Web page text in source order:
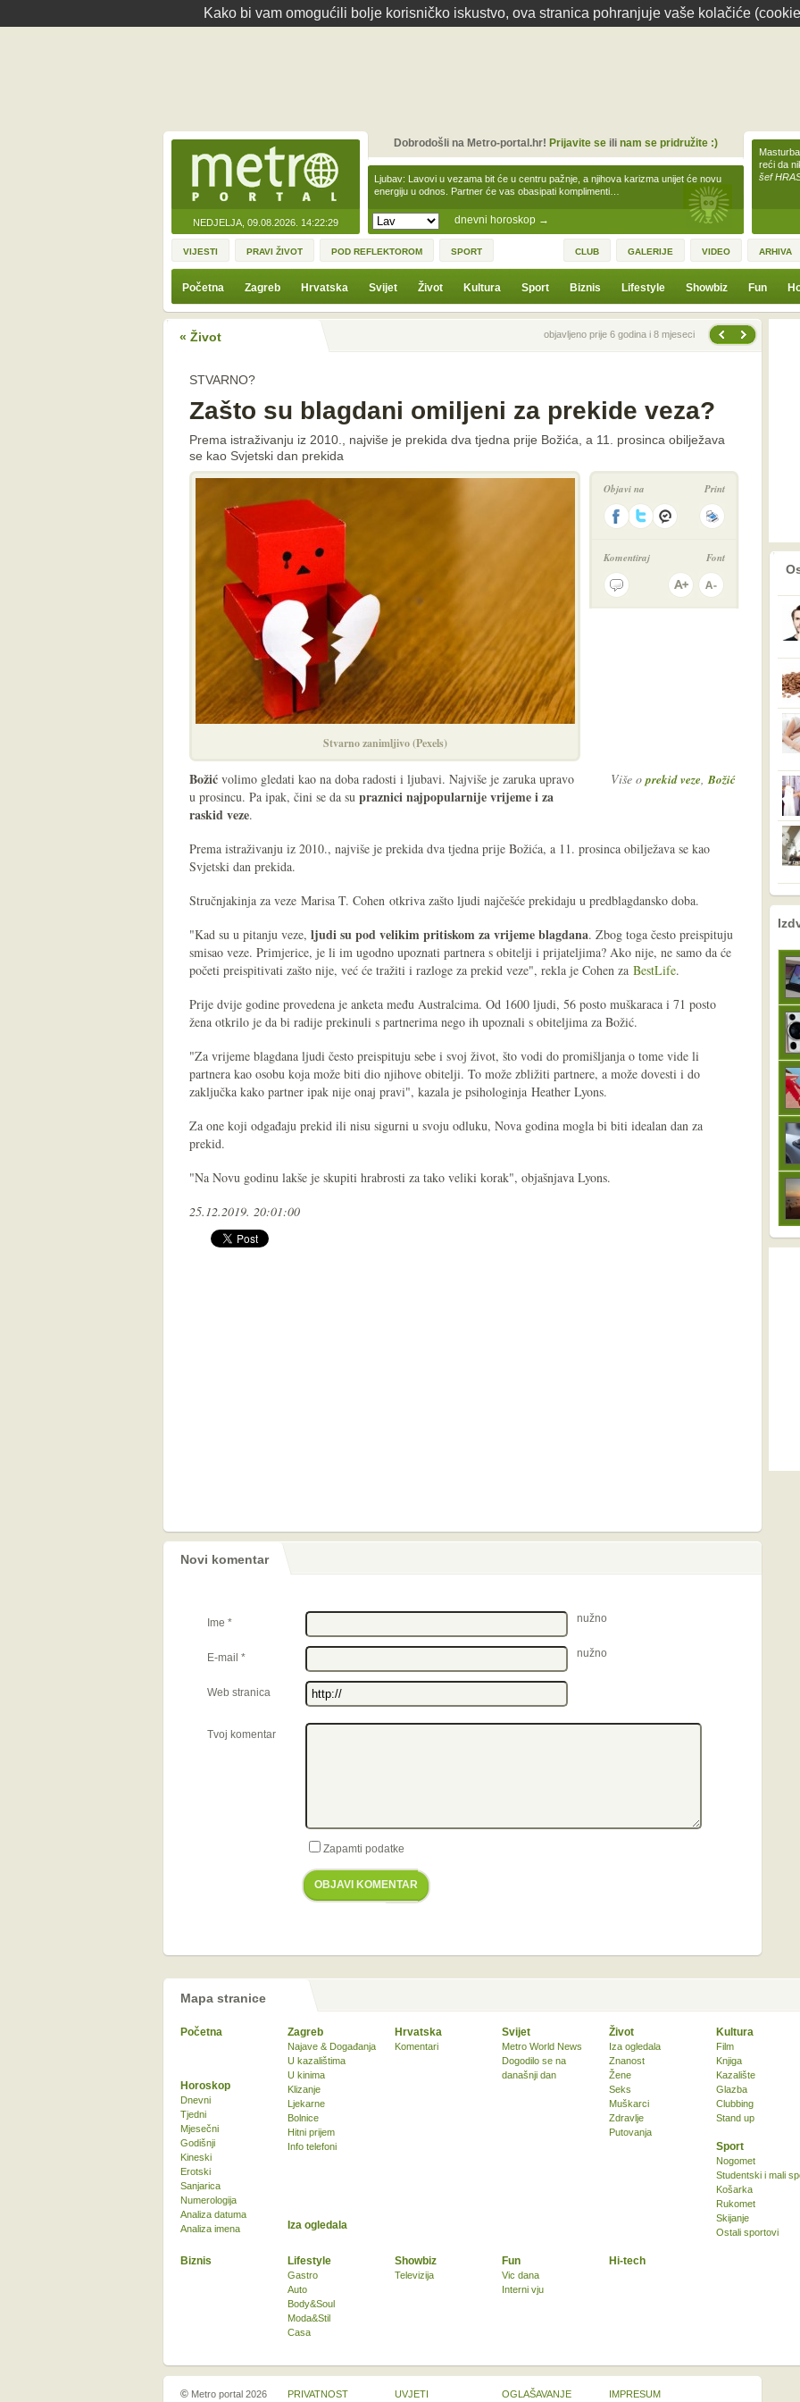
Kako bi vam omogućili bolje korisničko iskustvo, ova stranica pohranjuje vaše kolačiće
NEDJELJA, 09.08.2026. 14:22:29 dnevni horoskop →
Ljubav: Lavovi u vezama bit će u centru pažnje, a njihova karizma unijet će novu
energiju u odnos. Partner će vas obasipati komplimenti…
Dobrodošli na Metro-portal.hr! Prijavite seili nam se pridružite :)
reći da
šef
VIJESTI PRAVI ŽIVOT POD REFLEKTOROM SPORT CLUB GALERIJE VIDEO ARHIVA
Početna Zagreb Hrvatska Svijet Život Kultura Sport Biznis Lifestyle Showbiz Fun
« Život Prethodna vijestobjavljeno prije 6 godina i 8 mjeseci
STVARNO?
Zašto su blagdani omiljeni za prekide veza?
Prema istraživanju iz 2010., najviše je prekida dva tjedna prije Božića, a 11. prosinca obilježava
se kao Svjetski dan prekida
Stvarno zanimljivo (Pexels)
Objavi na Print
Komentiraj Font
Više oprekid veze,Božić
Božić volimo gledati kao na doba radosti i ljubavi. Najviše je zaruka upravo
u prosincu. Pa ipak, čini se da su praznici najpopularnije vrijeme i za
raskid veze.
Prema istraživanju iz 2010., najviše je prekida dva tjedna prije Božića, a 11. prosinca obilježava se kao
Svjetski dan prekida.
Stručnjakinja za veze Marisa T. Cohen otkriva zašto ljudi najčešće prekidaju u predblagdansko doba.
"Kad su u pitanju veze, ljudi su pod velikim pritiskom za vrijeme blagdana. Zbog toga često preispituju
smisao veze. Primjerice, je li im ugodno upoznati partnera s obitelji i prijateljima? Ako nije, ne samo da će
početi preispitivati zašto nije, već će tražiti i razloge za prekid veze", rekla je Cohen za BestLife.
Prije dvije godine provedena je anketa među Australcima. Od 1600 ljudi, 56 posto muškaraca i 71 posto
žena otkrilo je da bi radije prekinuli s partnerima nego ih upoznali s obiteljima za Božić.
"Za vrijeme blagdana ljudi često preispituju sebe i svoj život, što vodi do promišljanja o tome vide li
partnera kao osobu koja može biti dio njihove obitelji. To može zbližiti partnere, a može dovesti i do
zaključka kako partner ipak nije onaj pravi", kazala je psihologinja Heather Lyons.
Za one koji odgađaju prekid ili nisu sigurni u svoju odluku, Nova godina mogla bi biti idealan dan za
prekid.
"Na Novu godinu lakše je skupiti hrabrosti za tako veliki korak", objašnjava Lyons.
25.12.2019. 20:01:00
Novi komentar
Ime * nužno
E-mail * nužno
Web stranica
Tvoj komentar
Zapamti podatke
OBJAVI KOMENTAR
prethodno
nema prethodne
sljedeće
Mapa stranice
Početna Zagreb
Najave & Događanja
U kazalištima
U kinima
Klizanje
Ljekarne
Bolnice
Hitni prijem
Info telefoni
Hrvatska
Komentari
Svijet
Metro World News
Dogodilo se na
današnji dan
Život
Iza ogledala
Znanost
Žene
Seks
Muškarci
Zdravlje
Putovanja
Kultura
Film
Knjiga
Kazalište
Glazba
Clubbing
Stand up
Sport
Nogomet
Studentski i mali
Košarka
Rukomet
Skijanje
Ostali sportovi
Biznis Lifestyle
Gastro
Auto
Body&Soul
Moda&Stil
Casa
Showbiz
Televizija
Fun
Vic dana
Interni vju
Horoskop
Dnevni
Tjedni
Mjesečni
Godišnji
Kineski
Erotski
Sanjarica
Numerologija
Analiza datuma
Analiza imena
Iza ogledala
Hi-tech
© Metro portal 2026 PRIVATNOST UVJETI OGLAŠAVANJE IMPRESUM